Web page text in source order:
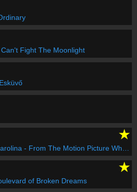
Fight The Moonlight
★
From The Motion Picture Where The Crawdads Sing
★
of Broken Dreams